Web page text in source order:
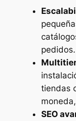
pedidos.
tiendas
SEO